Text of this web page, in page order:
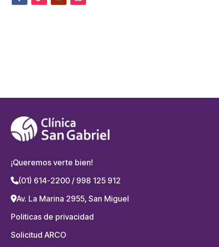
¡Queremos verte bien!
(01) 614-2200 / 998 125 912
Av. La Marina 2955, San Miguel
Politicas de privacidad
Solicitud ARCO